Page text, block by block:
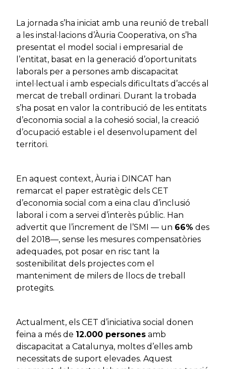
La jornada s’ha iniciat amb una reunió de treball
a les instal·lacions d’Àuria Cooperativa, on s’ha
presentat el model social i empresarial de
l’entitat, basat en la generació d’oportunitats
laborals per a persones amb discapacitat
intel·lectual i amb especials dificultats d’accés al
mercat de treball ordinari. Durant la trobada
s’ha posat en valor la contribució de les entitats
d’economia social a la cohesió social, la creació
d’ocupació estable i el desenvolupament del
territori.
En aquest context, Àuria i DINCAT han
remarcat el paper estratègic dels CET
d’economia social com a eina clau d’inclusió
laboral i com a servei d’interès públic. Han
advertit que l’increment de l’SMI — un 66% des
del 2018—, sense les mesures compensatòries
adequades, pot posar en risc tant la
sostenibilitat dels projectes com el
manteniment de milers de llocs de treball
protegits.
Actualment, els CET d’iniciativa social donen
feina a més de 12.000 persones amb
discapacitat a Catalunya, moltes d’elles amb
necessitats de suport elevades. Aquest